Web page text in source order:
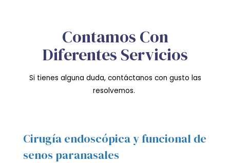
Contamos Con
Diferentes Servicios
Si tienes alguna duda, contáctanos con gusto las
resolvemos.
Cirugía endoscópica y funcional de
senos paranasales